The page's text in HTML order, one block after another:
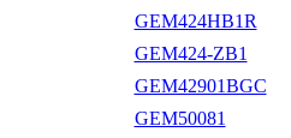
GEM424HB1R
GEM424-ZB1
GEM42901BGC
GEM50081